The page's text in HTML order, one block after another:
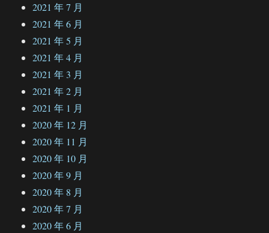
2021 年 7 月
2021 年 6 月
2021 年 5 月
2021 年 4 月
2021 年 3 月
2021 年 2 月
2021 年 1 月
2020 年 12 月
2020 年 11 月
2020 年 10 月
2020 年 9 月
2020 年 8 月
2020 年 7 月
2020 年 6 月